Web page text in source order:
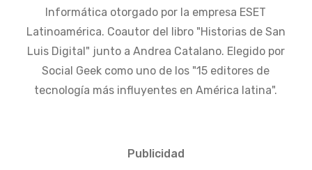
Informática otorgado por la empresa ESET
Latinoamérica. Coautor del libro "Historias de San
Luis Digital" junto a Andrea Catalano. Elegido por
Social Geek como uno de los "15 editores de
tecnología más influyentes en América latina".
Publicidad